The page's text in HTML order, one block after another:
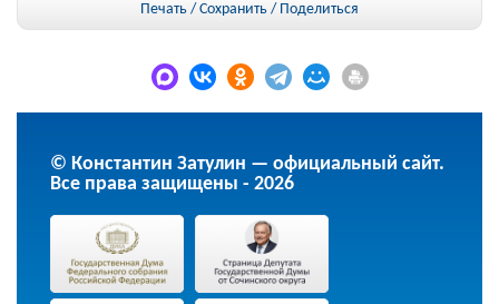
Печать / Сохранить / Поделиться
© Константин Затулин — официальный сайт.
Все права защищены - 2026